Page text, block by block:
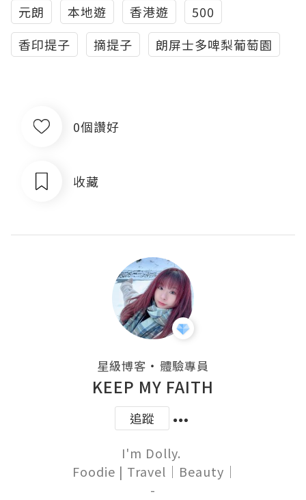
元朗 本地遊 香港遊
500
香印提子
摘提子 朗屏士多啤梨葡萄園
0個讚好
收藏
星級博客 ・ 體驗專員
KEEP MY FAITH
追蹤
I'm Dolly.
-